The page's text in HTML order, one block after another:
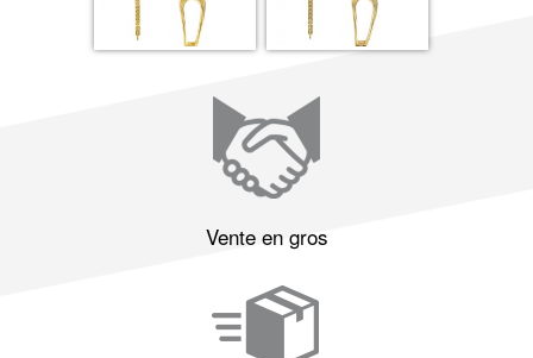
Vente en gros